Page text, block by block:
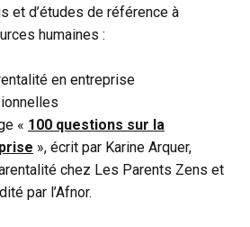
et d’études de référence à
humaines :
en entreprise
« 100 questions sur la
», écrit par Karine Arquer,
chez Les Parents Zens et
par l’Afnor.